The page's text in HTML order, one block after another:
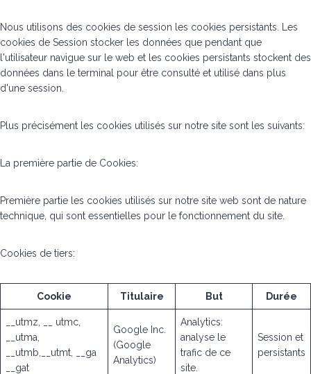
Nous utilisons des cookies de session les cookies persistants. Les
cookies de Session stocker les données que pendant que
l'utilisateur navigue sur le web et les cookies persistants stockent des
données dans le terminal pour être consulté et utilisé dans plus
d'une session.
Plus précisément les cookies utilisés sur notre site sont les suivants:
La première partie de Cookies:
Première partie les cookies utilisés sur notre site web sont de nature
technique, qui sont essentielles pour le fonctionnement du site.
Cookies de tiers:
Cookie Titulaire But Durée
__utmz, __ utmc,
__utma,
__utmb,__utmt, __ga
__gat
Google Inc.
(Google
Analytics)
Analytics:
analyse le
trafic de ce
site.
Session et
persistants